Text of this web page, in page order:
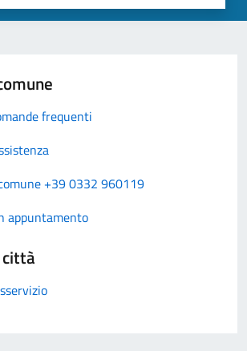
frequenti
+39 0332 960119
appuntamento